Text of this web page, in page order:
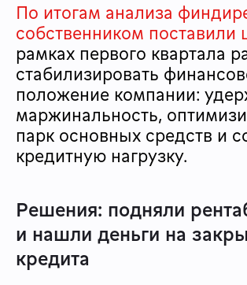
По итогам анализа
собственником поставили
рамках первого квартала
стабилизировать
положение компании:
маржинальность,
парк основных средств и
кредитную нагрузку.
Решения: подняли
и нашли деньги на
кредита